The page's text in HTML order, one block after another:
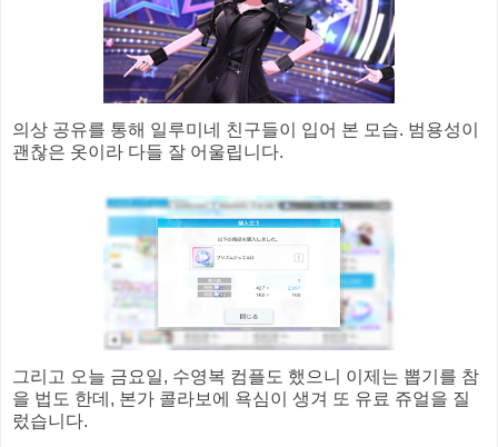
의상 공유를 통해 일루미네 친구들이 입어 본 모습. 범용성이
괜찮은 옷이라 다들 잘 어울립니다.
그리고 오늘 금요일, 수영복 컴플도 했으니 이제는 뽑기를 참
을 법도 한데, 본가 콜라보에 욕심이 생겨 또 유료 쥬얼을 질
렀습니다.